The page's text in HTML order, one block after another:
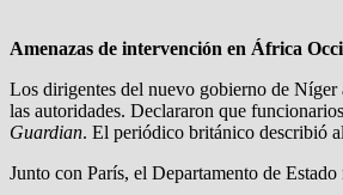
Amenazas de intervención en África
Los dirigentes del nuevo gobierno de
las autoridades. Declararon que
Guardian. El periódico británico describió
Junto con París, el Departamento de